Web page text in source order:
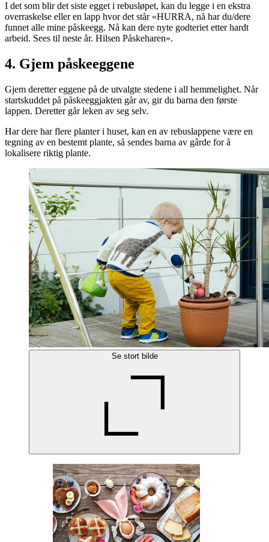
I det som blir det siste egget i rebusløpet, kan du legge i en ekstra
overraskelse eller en lapp hvor det står «HURRA, nå har du/dere
funnet alle mine påskeegg. Nå kan dere nyte godteriet etter hardt
arbeid. Sees til neste år. Hilsen Påskeharen».
4. Gjem påskeeggene
Gjem deretter eggene på de utvalgte stedene i all hemmelighet. Når
startskuddet på påskeeggjakten går av, gir du barna den første
lappen. Deretter går leken av seg selv.
Har dere har flere planter i huset, kan en av rebuslappene være en
tegning av en bestemt plante, så sendes barna av gårde for å
lokalisere riktig plante.
Se stort bilde